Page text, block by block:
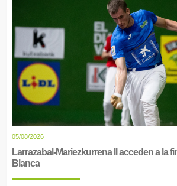
05/08/2026
Larrazabal-Mariezkurrena II acceden a la
Blanca